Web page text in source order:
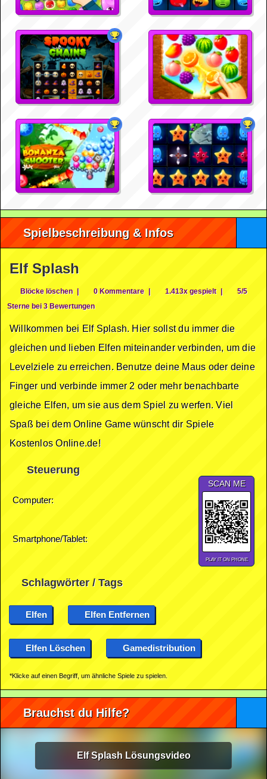
Spielbeschreibung & Infos
Elf Splash
Blöcke löschen | 0 Kommentare | 1.413x gespielt |
5/5
Sterne bei 3 Bewertungen
Willkommen bei Elf Splash. Hier sollst du immer die
gleichen und lieben Elfen miteinander verbinden, um die
Levelziele zu erreichen. Benutze deine Maus oder deine
Finger und verbinde immer 2 oder mehr benachbarte
gleiche Elfen, um sie aus dem Spiel zu werfen. Viel
Spaß bei dem Online Game wünscht dir Spiele
Kostenlos Online.de!
Steuerung
Computer:
Smartphone/Tablet:
SCAN ME
PLAY IT ON PHONE
Schlagwörter / Tags
Elfen Elfen Entfernen
Elfen Löschen Gamedistribution
*Klicke auf einen Begriff, um ähnliche Spiele zu spielen.
Brauchst du Hilfe?
Elf Splash Lösungsvideo